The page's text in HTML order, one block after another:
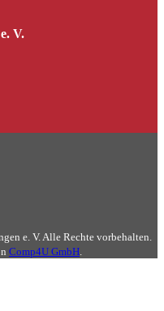
V.
e. V. Alle Rechte vorbehalten.
Comp4U GmbH